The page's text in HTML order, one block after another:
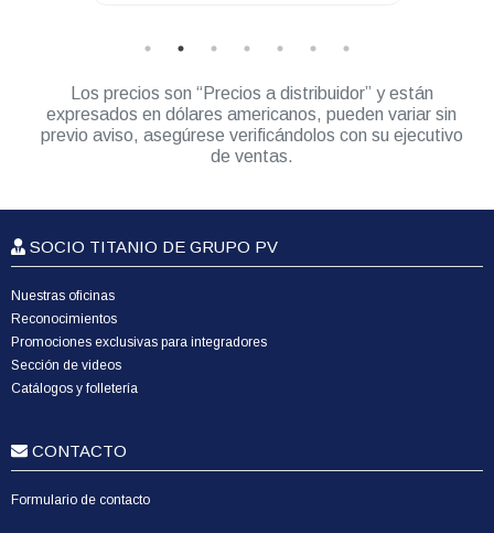
Los precios son “Precios a distribuidor” y están
expresados en dólares americanos, pueden variar sin
previo aviso, asegúrese verificándolos con su ejecutivo
de ventas.
SOCIO TITANIO DE GRUPO PV
Nuestras oficinas
Reconocimientos
Promociones exclusivas para integradores
Sección de videos
Catálogos y folletería
CONTACTO
Formulario de contacto